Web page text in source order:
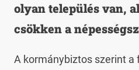
olyan település van,
csökken a
A kormánybiztos szerint a